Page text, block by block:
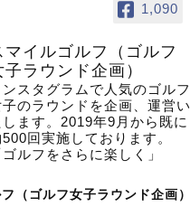
1,090
マイルゴルフ（ゴルフ
子ラウンド企画）
ンスタグラムで人気のゴルフ
子のラウンドを企画、運営い
します。2019年9月から既に
回実施しております。
ゴルフをさらに楽しく」
（ゴルフ女子ラウンド企画）